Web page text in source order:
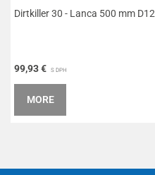
Dirtkiller 30 - Lanca 500 mm D12
99,93 € S DPH
MORE